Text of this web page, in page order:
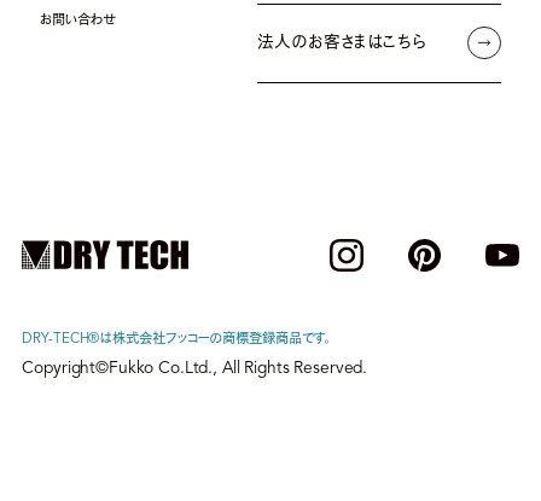
お問い合わせ
法人のお客さまはこちら
Copyright©Fukko Co.Ltd., All Rights Reserved.
DRY-TECH®︎は株式会社フッコーの商標登録商品です。